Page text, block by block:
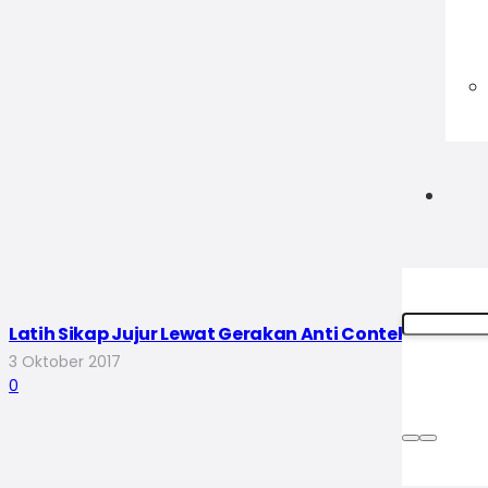
Latih Sikap Jujur Lewat Gerakan Anti Contekan
3 Oktober 2017
0